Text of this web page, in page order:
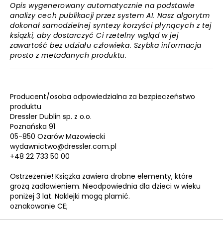
Opis wygenerowany automatycznie na podstawie
analizy cech publikacji przez system AI. Nasz algorytm
dokonał samodzielnej syntezy korzyści płynących z tej
książki, aby dostarczyć Ci rzetelny wgląd w jej
zawartość bez udziału człowieka. Szybka informacja
prosto z metadanych produktu.
Producent/osoba odpowiedzialna za bezpieczeństwo
produktu
Dressler Dublin sp. z o.o.
Poznańska 91
05-850 Ożarów Mazowiecki
wydawnictwo@dressler.com.pl
+48 22 733 50 00
Ostrzeżenie! Książka zawiera drobne elementy, które
grożą zadławieniem. Nieodpowiednia dla dzieci w wieku
poniżej 3 lat. Naklejki mogą plamić.
oznakowanie CE;